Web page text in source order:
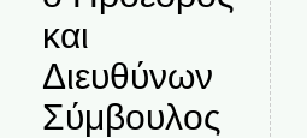
και
Διευθύνων
Σύμβουλος